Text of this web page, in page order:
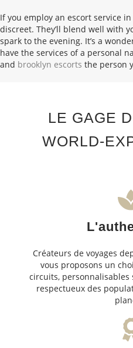
If you employ an escort service
discreet. They’ll blend well with
spark to the evening. It’s a
have the services of a personal
and brooklyn escorts the person
LE GAGE
WORLD-
Créateurs de voyages
vous proposons un
circuits, personnalisables
respectueux des